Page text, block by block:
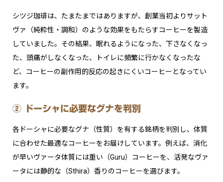
シツジ珈琲は、たまたまではありますが、創業当初よりサット
ヴァ（純粋性・調和）のような効果をもたらすコーヒーを製造
していました。その結果、眠れるようになった、下さなくなっ
た、頭痛がしなくなった、トイレに頻繁に行かなくなったな
ど、コーヒーの副作用的反応の起きにくいコーヒーとなってい
ます。
② ドーシャに必要なグナを判別
各ドーシャに必要なグナ（性質）を有する銘柄を判別し、体質
に合わせた最適なコーヒーをお届けしています。例えば、消化
が早いヴァータ体質には重い（Guru）コーヒーを、活発なヴァ
ータには静的な（Sthira）香りのコーヒーを選びます。